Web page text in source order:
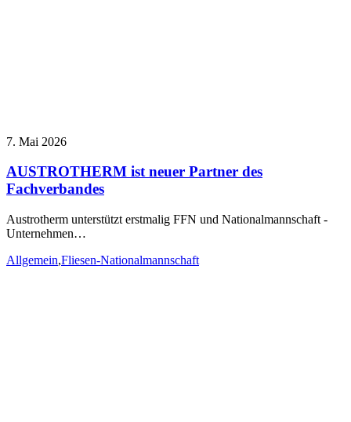
7. Mai 2026
AUSTROTHERM ist neuer Partner des
Fachverbandes
Austrotherm unterstützt erstmalig FFN und Nationalmannschaft -
Unternehmen…
Allgemein,Fliesen-Nationalmannschaft